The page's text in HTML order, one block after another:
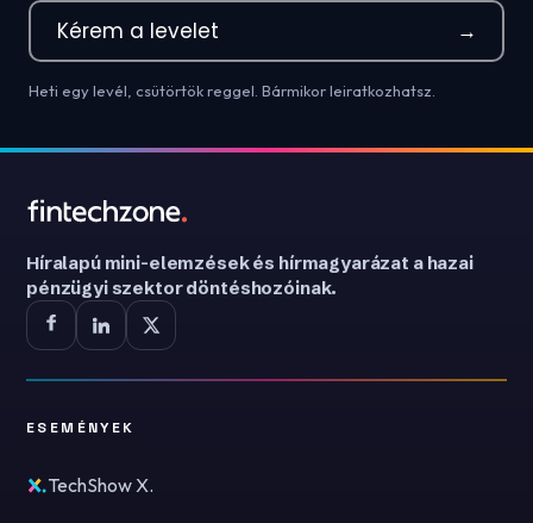
Kérem a levelet →
Heti egy levél, csütörtök reggel. Bármikor leiratkozhatsz.
Híralapú mini-elemzések és hírmagyarázat a hazai
pénzügyi szektor döntéshozóinak.
ESEMÉNYEK
TechShow X.